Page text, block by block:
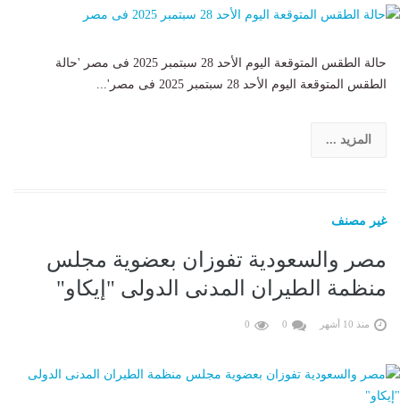
حالة الطقس المتوقعة اليوم الأحد 28 سبتمبر 2025 فى مصر 'حالة
الطقس المتوقعة اليوم الأحد 28 سبتمبر 2025 فى مصر'...
المزيد ...
غير مصنف
مصر والسعودية تفوزان بعضوية مجلس
منظمة الطيران المدنى الدولى "إيكاو"
منذ 10 أشهر 0
0